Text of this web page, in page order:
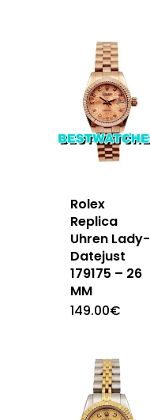
Rolex
Replica
Uhren Lady-
Datejust
179175 – 26
MM
149.00€